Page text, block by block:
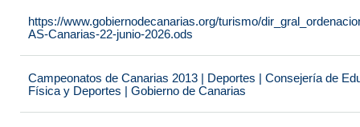
https://www.gobiernodecanarias.org/turismo/
AS-Canarias-22-junio-2026.ods
Campeonatos de Canarias 2013 | Deportes | Consejería de
Física y Deportes | Gobierno de Canarias